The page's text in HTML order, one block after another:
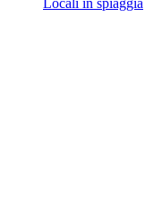
Locali in spiaggia